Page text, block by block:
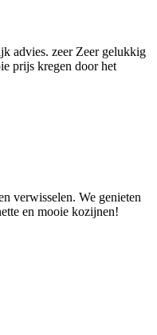
advies. zeer Zeer gelukkig
prijs kregen door het
verwisselen. We genieten
en mooie kozijnen!